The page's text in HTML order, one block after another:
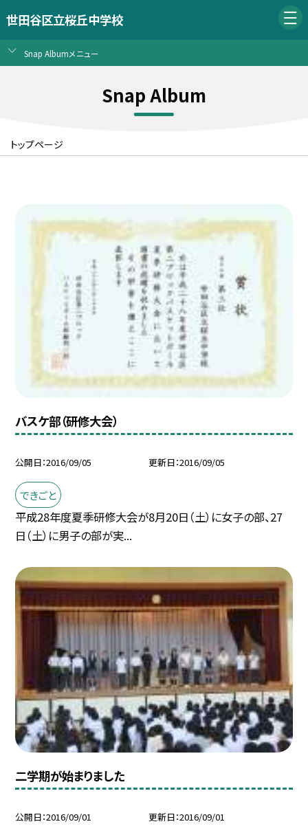
世田谷区立桜丘中学校
Snap Albumメニュー
Snap Album
トップページ
バスケ部（研修大会）
公開日 2016/09/05 更新日 2016/09/05
できごと
平成28年度夏季研修大会が8月20日（土）に女子の部、27
日（土）に男子の部が実...
二学期が始まりました
公開日 2016/09/01 更新日 2016/09/01